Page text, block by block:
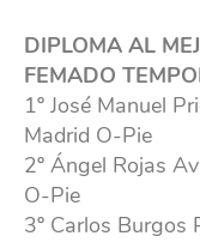
DIPLOMA AL
FEMADO
1º José Manuel
Madrid O-Pie
2º Ángel Rojas
O-Pie
3º Carlos Burgos